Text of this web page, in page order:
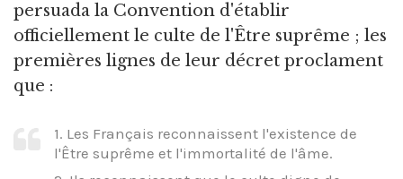
persuada la Convention d'établir
officiellement le culte de l'Être suprême ; les
premières lignes de leur décret proclament
que :
1. Les Français reconnaissent l'existence de
l'Être suprême et l'immortalité de l'âme.